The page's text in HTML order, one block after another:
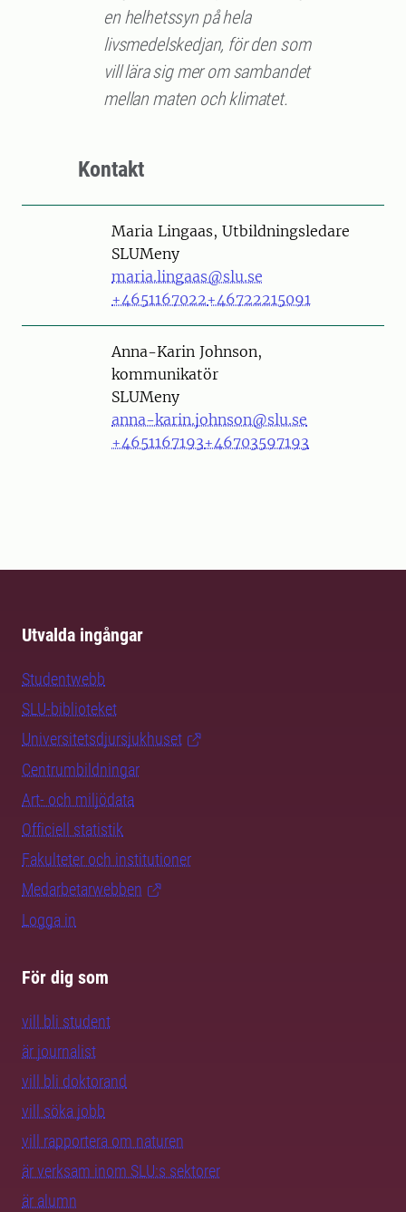
en helhetssyn på hela
livsmedelskedjan, för den som
vill lära sig mer om sambandet
mellan maten och klimatet.
Kontakt
PersonMaria Lingaas, Utbildningsledare
SLUMeny
maria.lingaas@slu.se
+4651167022+46722215091
PersonAnna-Karin Johnson,
kommunikatör
SLUMeny
anna-karin.johnson@slu.se
+4651167193+46703597193
Utvalda ingångar
Studentwebb
SLU-biblioteket
Universitetsdjursjukhuset
Centrumbildningar
Art- och miljödata
Officiell statistik
Fakulteter och institutioner
Medarbetarwebben
Logga in
För dig som
vill bli student
är journalist
vill bli doktorand
vill söka jobb
vill rapportera om naturen
är verksam inom SLU:s sektorer
är alumn